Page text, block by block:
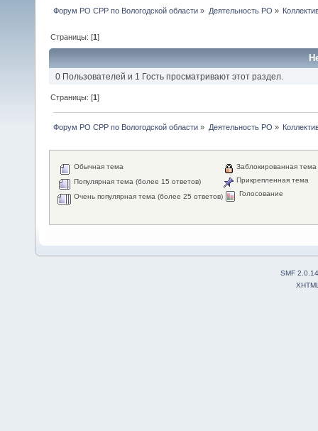
Форум РО СРР по Вологодской области » Деятельность РО »
Страницы: [1]
0 Пользователей и 1 Гость просматривают этот раздел.
Страницы: [1]
Форум РО СРР по Вологодской области » Деятельность РО »
Обычная тема
Популярная тема (более 15 ответов)
Очень популярная тема (более 25 ответов)
Заблокированная тема
Прикрепленная тема
Голосование
SMF 2.0.14